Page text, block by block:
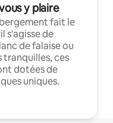
y plaire
fait le
s'agisse de
de falaise ou
tranquilles, ces
dotées de
uniques.